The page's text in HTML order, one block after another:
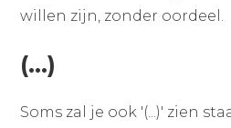
willen zijn, zonder oordeel.
(...)
Soms zal je ook '(...)' zien